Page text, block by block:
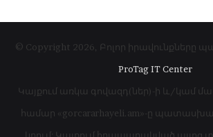
© Copyright 2026, Բոլոր իրավունքները
ProTag IT Center
Կայքում առկա գովազդ(ներ)-ի և/կամ
համար «gorcararhayeli.am»-ը
կրում: Կայքում հրապարակված այլոց